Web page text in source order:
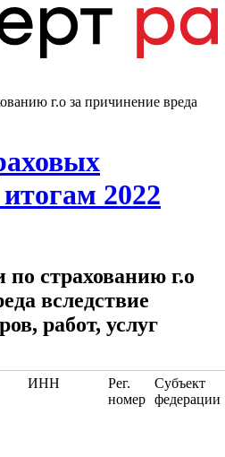
г.о за причинение вреда
2022
по страхованию г.о
вследствие
работ, услуг
ИНН
Рег.
номер
Субъект
федерации